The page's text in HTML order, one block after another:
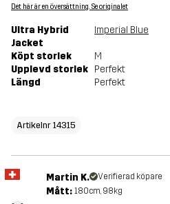
Det här är en översättning. Se originalet
Ultra Hybrid
Jacket
Imperial Blue
Köpt storlek
M
Upplevd storlek Perfekt
Längd
Perfekt
Artikelnr 14315
Martin K. Verifierad köpare
Mått: 180cm, 98kg